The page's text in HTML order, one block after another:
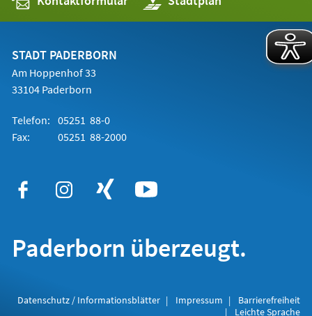
in
einem
STADT PADERBORN
Am Hoppenhof 33
33104 Paderborn
Telefon: 05251 88-0
Fax:
05251 88-2000
Paderborn überzeugt.
Datenschutz / Informationsblätter Impressum
Barrierefreiheit
Leichte Sprache